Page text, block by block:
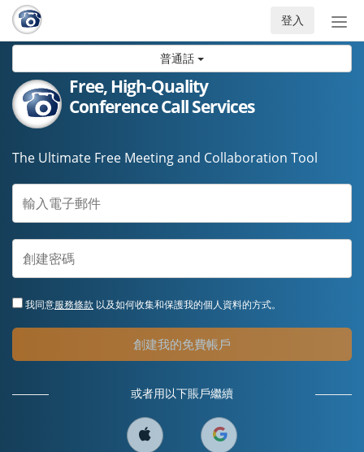
普通話
切
換
登入
Free, High-Quality
Conference Call Services
The Ultimate Free Meeting and Collaboration Tool
我同意服務條款 以及如何收集和保護我的個人資料的方式。
創建我的免費帳戶
或者用以下賬戶繼續